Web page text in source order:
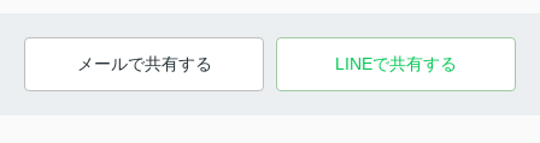
メールで共有する LINEで共有する